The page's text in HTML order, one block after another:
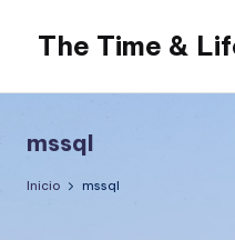
contenido
The Time &
Dream...
mssql
Inicio mssql